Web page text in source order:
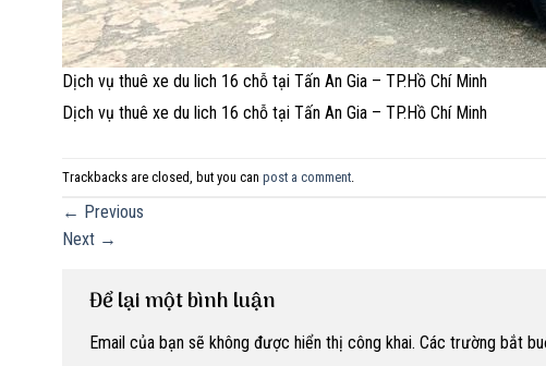
Dịch vụ thuê xe du lich 16 chỗ tại Tấn An Gia – TP.Hồ Chí Minh
Dịch vụ thuê xe du lich 16 chỗ tại Tấn An Gia – TP.Hồ Chí Minh
Trackbacks are closed, but you can post a comment
← Previous
Next →
Để lại một bình luận
Email của bạn sẽ không được hiển thị công khai. Các trường bắt